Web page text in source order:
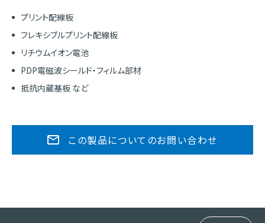
プリント配線板
フレキシブルプリント配線板
リチウムイオン電池
PDP電磁波シールド・フィルム部材
抵抗内蔵基板 など
この製品についてのお問い合わせ